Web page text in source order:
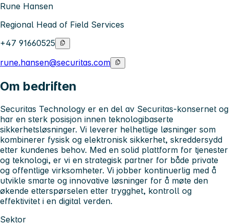
Rune Hansen
Regional Head of Field Services
+47 91660525
rune.hansen@securitas.com
Om bedriften
Securitas Technology er en del av Securitas-konsernet og
har en sterk posisjon innen teknologibaserte
sikkerhetsløsninger. Vi leverer helhetlige løsninger som
kombinerer fysisk og elektronisk sikkerhet, skreddersydd
etter kundenes behov. Med en solid plattform for tjenester
og teknologi, er vi en strategisk partner for både private
og offentlige virksomheter. Vi jobber kontinuerlig med å
utvikle smarte og innovative løsninger for å møte den
økende etterspørselen etter trygghet, kontroll og
effektivitet i en digital verden.
Sektor